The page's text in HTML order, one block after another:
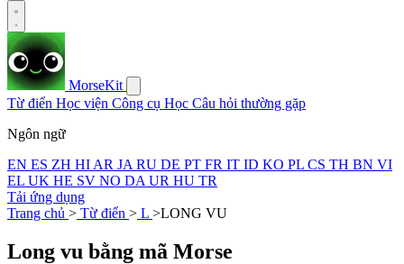
MorseKit
Từ điển Học viện Công cụ Học Câu hỏi thường gặp
Ngôn ngữ
EN ES ZH HI AR JA RU DE PT FR IT ID KO PL CS TH BN VI
EL UK HE SV NO DA UR HU TR
Tải ứng dụng
Trang chủ > Từ điển > L >LONG VU
Long vu bằng mã Morse